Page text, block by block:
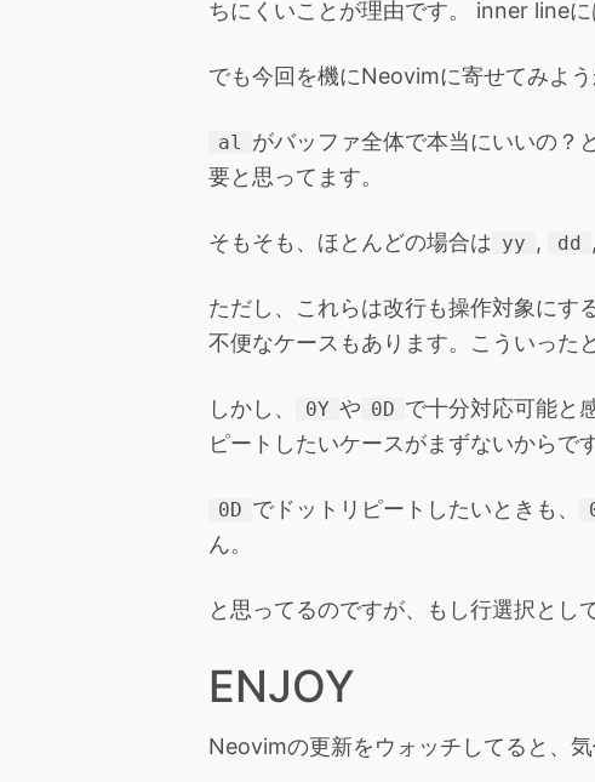
ちにくいことが理由です。 inner lineに
でも今回を機にNeovimに寄せてみよう
al がバッファ全体で本当にいいの？
要と思ってます。
そもそも、ほとんどの場合は yy , dd ,
ただし、これらは改行も操作対象にす
不便なケースもあります。こういったと
しかし、 0Y や 0D で十分対応可能と
ピートしたいケースがまずないからです
0D でドットリピートしたいときも、
ん。
と思ってるのですが、もし行選択とし
ENJOY
Neovimの更新をウォッチしてると、気